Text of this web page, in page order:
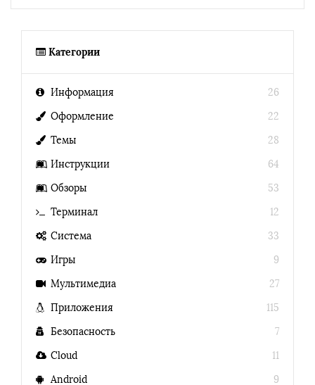
Категории
Информация
26
Оформление
22
Темы
28
Инструкции
64
Обзоры
53
Терминал
12
Система
33
Игры
9
Мультимедиа
27
Приложения
115
Безопасность
7
Cloud
11
Android
9